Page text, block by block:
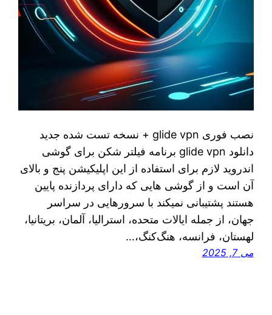
نصب فوری glide vpn + نسخه تست شده جدید
دانلود glide vpn برنامه فیلتر شکن برای گوشی
اندروید لازم برای استفاده از این اپلیکیشن پنج و بالای
آن است و از گوشی هایی که دارای پردازنده پایین
هستند پشتیبانی نمیکند با سرورهایی در سراسر
جهان، از جمله ایالات متحده، استرالیا، آلمان، بریتانیا،
لهستان، فرانسه، هنگ‌کنگ،…
می 7, 2025